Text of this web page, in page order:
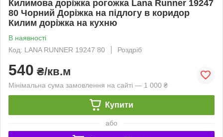
Килимова доріжка рогожка Lana Runner 19247
80 Чорний Доріжка на підлогу в коридор
Килим доріжка на кухню
В наявності
Код: LANA RUNNER 19247 80
Роздріб
540 ₴/кв.м
Мінімальна сума замовлення на сайті — 1 000 ₴
Купити
або